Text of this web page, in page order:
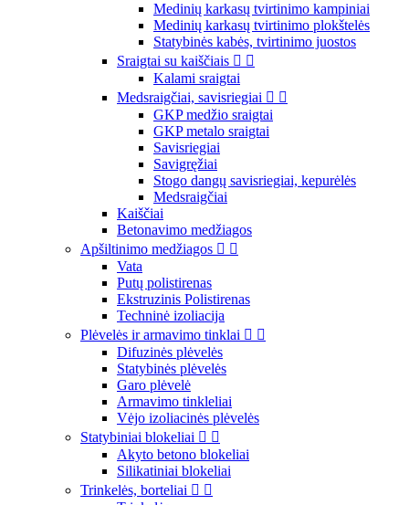
Medinių karkasų tvirtinimo kampiniai
Medinių karkasų tvirtinimo plokštelės
Statybinės kabės, tvirtinimo juostos
Sraigtai su kaiščiais  
Kalami sraigtai
Medsraigčiai, savisriegiai  
GKP medžio sraigtai
GKP metalo sraigtai
Savisriegiai
Savigręžiai
Stogo dangų savisriegiai, kepurėlės
Medsraigčiai
Kaiščiai
Betonavimo medžiagos
Apšiltinimo medžiagos  
Vata
Putų polistirenas
Ekstruzinis Polistirenas
Techninė izoliacija
Plėvelės ir armavimo tinklai  
Difuzinės plėvelės
Statybinės plėvelės
Garo plėvelė
Armavimo tinkleliai
Vėjo izoliacinės plėvelės
Statybiniai blokeliai  
Akyto betono blokeliai
Silikatiniai blokeliai
Trinkelės, borteliai  